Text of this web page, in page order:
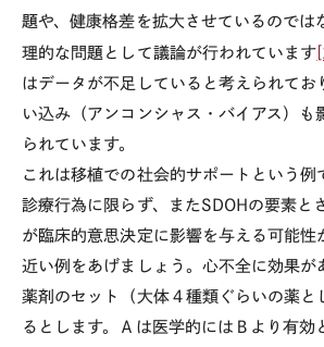
題や、健康格差を拡大させているのでは
理的な問題として議論が行われています
はデータが不足していると考えられてお
い込み（アンコンシャス・バイアス）も
られています。
これは移植での社会的サポートという例
診療行為に限らず、また SDOH の要素と
が臨床的意思決定に影響を与える可能性
近い例をあげましょう。心不全に効果が
薬剤のセット（大体４種類ぐらいの薬と
るとします。Ａは医学的にはＢより有効